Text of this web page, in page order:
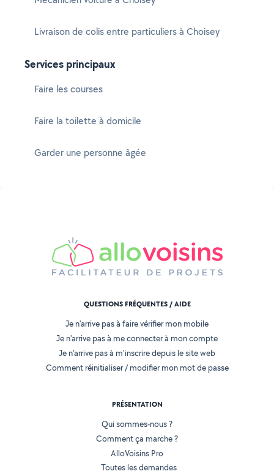
Livraison de colis entre particuliers à Choisey
Services principaux
Faire les courses
Faire la toilette à domicile
Garder une personne âgée
QUESTIONS FRÉQUENTES / AIDE
Je n'arrive pas à faire vérifier mon mobile
Je n'arrive pas à me connecter à mon compte
Je n'arrive pas à m'inscrire depuis le site web
Comment réinitialiser / modifier mon mot de passe
PRÉSENTATION
Qui sommes-nous ?
Comment ça marche ?
AlloVoisins Pro
Toutes les demandes